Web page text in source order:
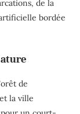
de la
bordée
de
la ville